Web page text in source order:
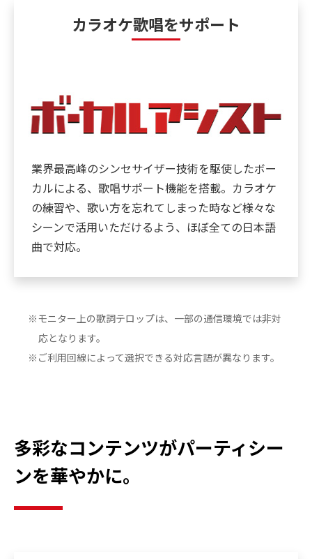
カラオケ歌唱をサポート
業界最高峰のシンセサイザー技術を駆使したボー
カルによる、歌唱サポート機能を搭載。カラオケ
の練習や、歌い方を忘れてしまった時など様々な
シーンで活用いただけるよう、ほぼ全ての日本語
曲で対応。
※モニター上の歌詞テロップは、一部の通信環境では非対
応となります。
※ご利用回線によって選択できる対応言語が異なります。
多彩なコンテンツがパーティシー
ンを華やかに。